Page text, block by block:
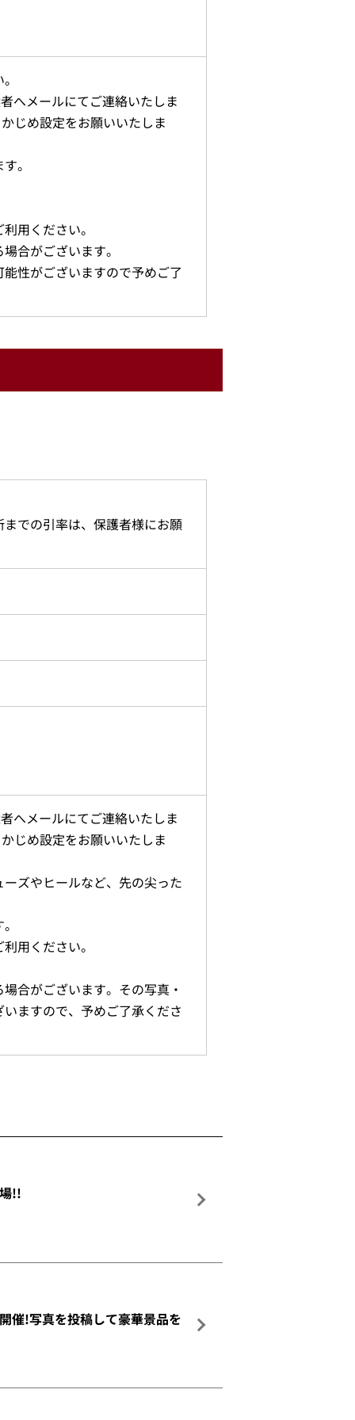
へメールにてご連絡いたしま
じめ設定をお願いいたしま
。
用ください。
合がございます。
性がございますので予めご了
での引率は、保護者様にお願
へメールにてご連絡いたしま
じめ設定をお願いいたしま
ズやヒールなど、先の尖った
用ください。
合がございます。その写真・
ますので、予めご了承くださ
!!
催!写真を投稿して豪華景品を